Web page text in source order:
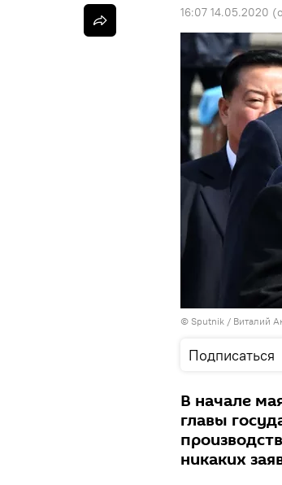
16:07 14.05.2020
© Sputnik / Виталий
Подписаться
В начале
главы
никаких